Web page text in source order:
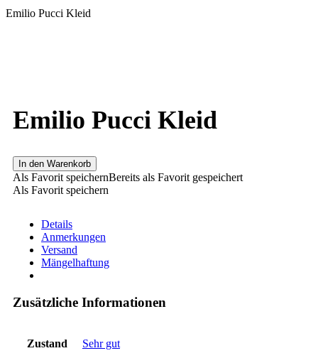
Emilio Pucci Kleid
Emilio Pucci Kleid
In den Warenkorb
Als Favorit speichernBereits als Favorit gespeichert
Als Favorit speichern
Details
Anmerkungen
Versand
Mängelhaftung
Zusätzliche Informationen
Zustand Sehr gut